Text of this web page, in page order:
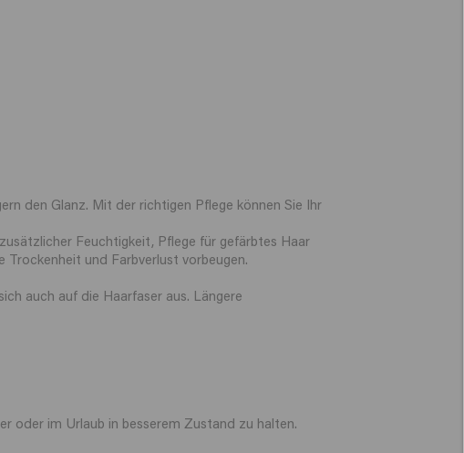
den Glanz. Mit der richtigen Pflege können Sie Ihr
Feuchtigkeit, Pflege für gefärbtes Haar
und Farbverlust vorbeugen.
auch auf die Haarfaser aus. Längere
oder im Urlaub in besserem Zustand zu halten.